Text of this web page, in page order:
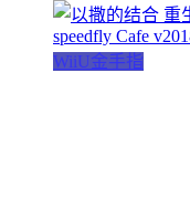
WiiU金手指